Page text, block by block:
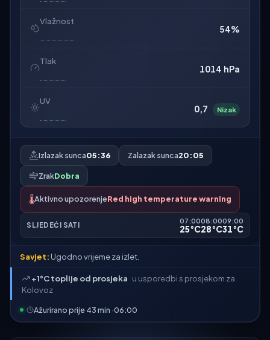
Vlažnost
54%
Tlak
1014 hPa
UV
0,7 Nizak
Izlazak sunca05:36 Zalazak sunca20:05
ZrakDobra
🌡️Aktivno upozorenjeRed high temperature warning
SLJEDEĆI SATI
07:00
25°C
08:00
28°C
09:00
31°C
Savjet: Ugodno vrijeme za izlet.
+1°C toplije od prosjeka u usporedbi s prosjekom za
Kolovoz
Ažurirano prije 43 min ·06:00